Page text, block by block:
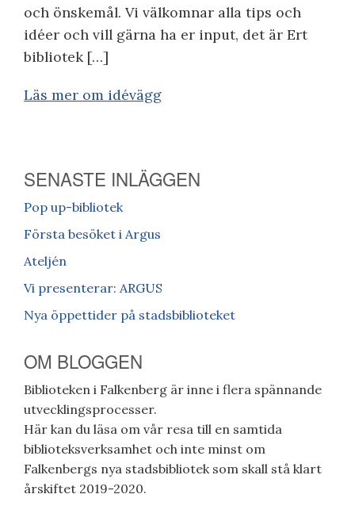
och önskemål. Vi välkomnar alla tips och
idéer och vill gärna ha er input, det är Ert
bibliotek […]
Läs mer om idévägg
SENASTE INLÄGGEN
Pop up-bibliotek
Första besöket i Argus
Ateljén
Vi presenterar: ARGUS
Nya öppettider på stadsbiblioteket
OM BLOGGEN
Biblioteken i Falkenberg är inne i flera spännande
utvecklingsprocesser.
Här kan du läsa om vår resa till en samtida
biblioteksverksamhet och inte minst om
Falkenbergs nya stadsbibliotek som skall stå klart
årskiftet 2019-2020.